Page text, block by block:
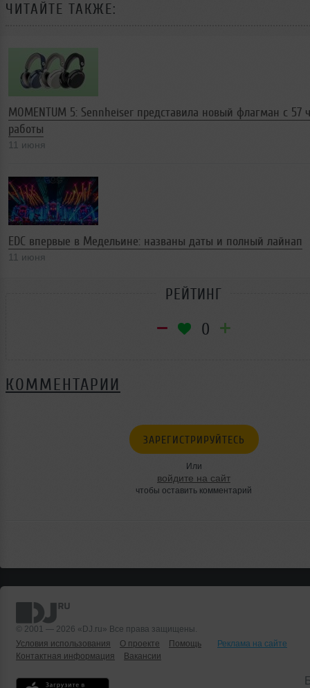
ЧИТАЙТЕ ТАКЖЕ:
MOMENTUM 5: Sennheiser представила новый флагман с 57
работы
11 июня
EDC впервые в Медельине: названы даты и полный лайнап
11 июня
РЕЙТИНГ
0
КОММЕНТАРИИ
ЗАРЕГИСТРИРУЙТЕСЬ
Или
войдите на сайт
чтобы оставить комментарий
© 2001 — 2026 «DJ.ru» Все права защищены.
Условия использования
О проекте Помощь
Реклама на сайте
Контактная информация
Вакансии